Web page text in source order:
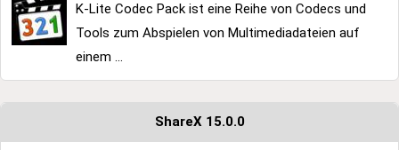
K-Lite Codec Pack ist eine Reihe von Codecs und
Tools zum Abspielen von Multimediadateien auf
einem ...
ShareX 15.0.0